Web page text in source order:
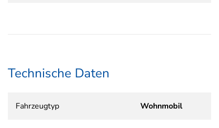
Technische Daten
Fahrzeugtyp Wohnmobil